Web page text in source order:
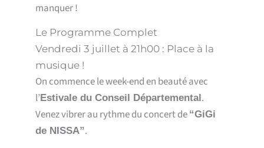
manquer !
Le Programme Complet
Vendredi 3 juillet à 21h00 : Place à la
musique !
On commence le week-end en beauté avec
l’Estivale du Conseil Départemental .
Venez vibrer au rythme du concert de “GiGi
de NISSA”.